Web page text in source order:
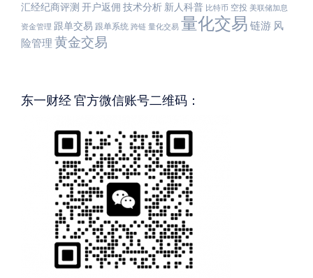
汇经纪商评测 开户返佣 技术分析 新人科普 比特币 空投 美联储加息
资金管理 跟单交易 跟单系统 跨链 量化交易 量化交易 链游 风
险管理 黄金交易
东一财经 官方微信账号二维码：